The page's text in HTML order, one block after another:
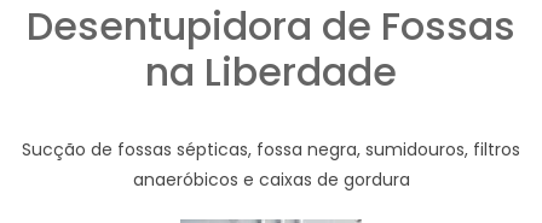
Desentupidora de Fossas
na Liberdade
Sucção de fossas sépticas, fossa negra, sumidouros, filtros
anaeróbicos e caixas de gordura